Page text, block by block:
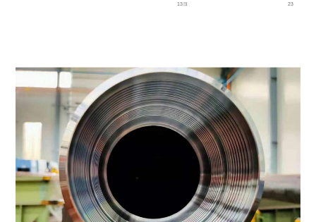
13크
23
655 724
C110 - 0.7 758 828
0.6 758 965 862